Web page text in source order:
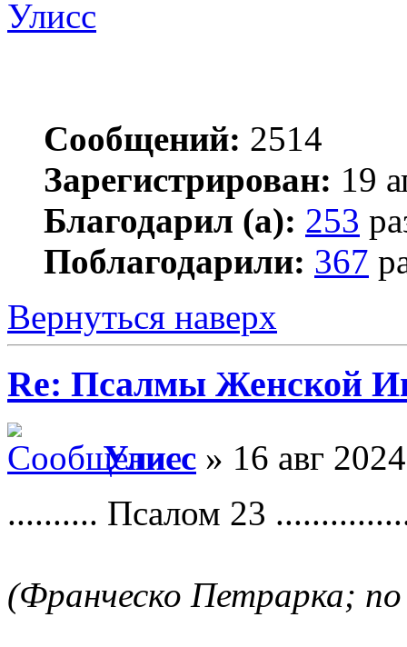
Улисс
Сообщений: 2514
Зарегистрирован: 19
Благодарил (а): 253
Поблагодарили: 367
Вернуться наверх
Re: Псалмы Женской
Улисс » 16 авг
.......... Псалом 23
(Франческо Петрарка;